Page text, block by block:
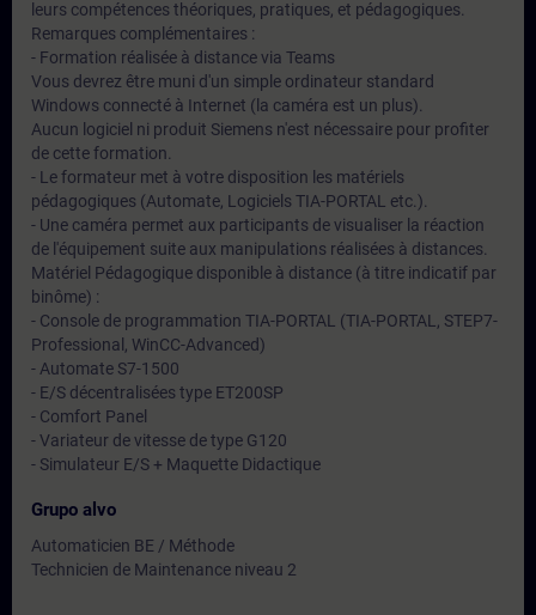
leurs compétences théoriques, pratiques, et pédagogiques.
Remarques complémentaires :
- Formation réalisée à distance via Teams
Vous devrez être muni d'un simple ordinateur standard
Windows connecté à Internet (la caméra est un plus).
Aucun logiciel ni produit Siemens n'est nécessaire pour profiter
de cette formation.
- Le formateur met à votre disposition les matériels
pédagogiques (Automate, Logiciels TIA-PORTAL etc.).
- Une caméra permet aux participants de visualiser la réaction
de l'équipement suite aux manipulations réalisées à distances.
Matériel Pédagogique disponible à distance (à titre indicatif par
binôme) :
- Console de programmation TIA-PORTAL (TIA-PORTAL, STEP7-
Professional, WinCC-Advanced)
- Automate S7-1500
- E/S décentralisées type ET200SP
- Comfort Panel
- Variateur de vitesse de type G120
- Simulateur E/S + Maquette Didactique
Grupo alvo
Automaticien BE / Méthode
Technicien de Maintenance niveau 2